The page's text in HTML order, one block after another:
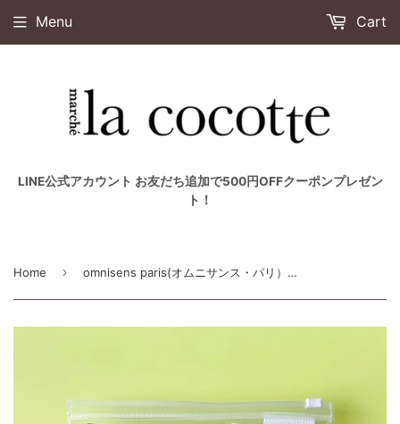
LINE公式アカウント お友だち追加で500円OFFクーポンプレゼン
ト！
Menu Cart
Home › omnisens paris(オムニサンス・パリ）プレジール・ドゥ・ヴォヤージュ セット